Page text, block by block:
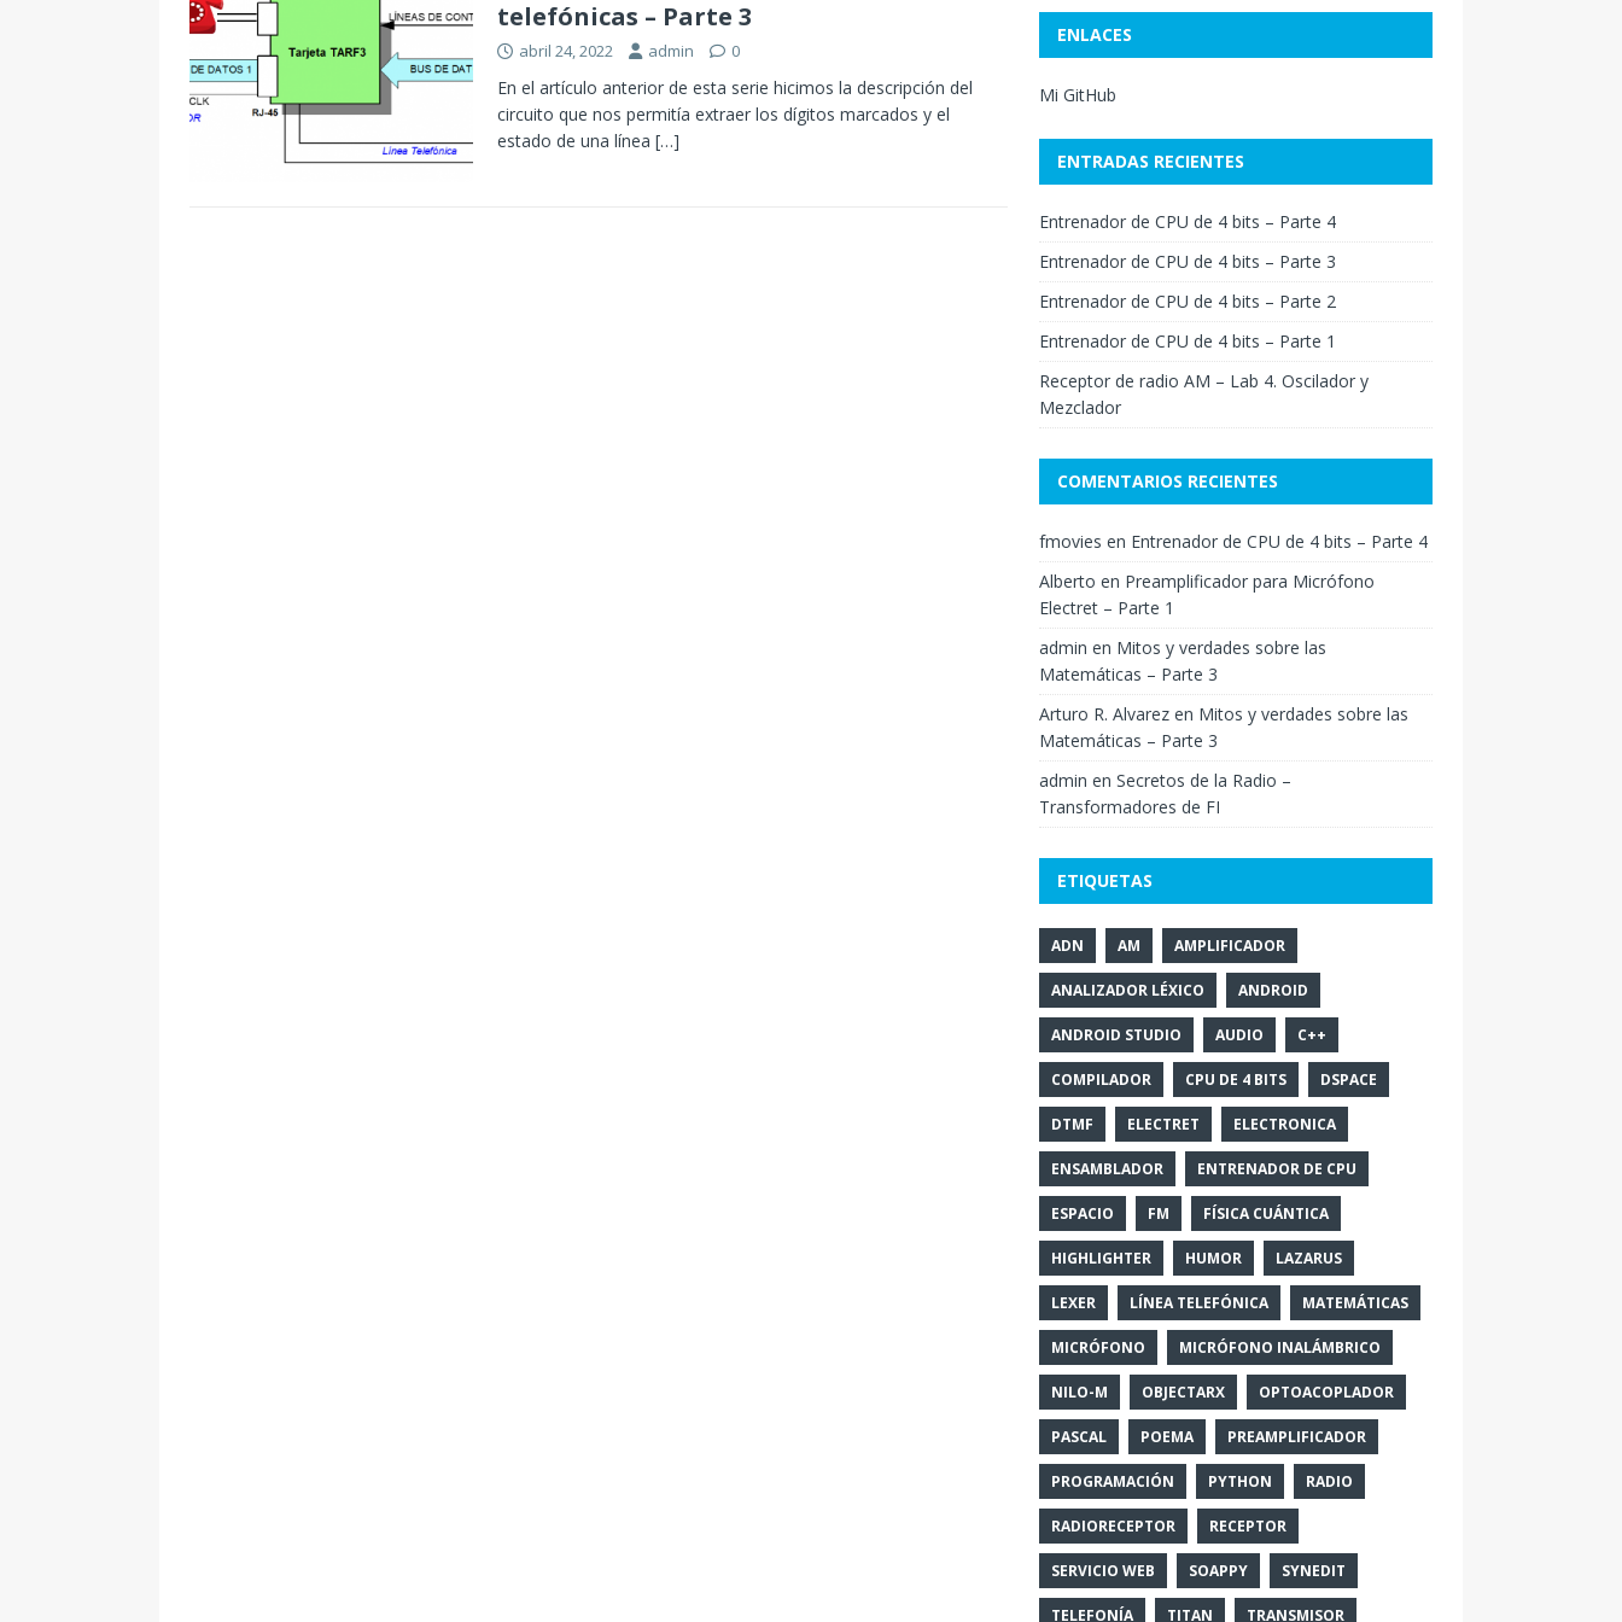
telefónicas – Parte 3
abril 24, 2022 admin 0
En el artículo anterior de esta serie hicimos la descripción del
circuito que nos permitía extraer los dígitos marcados y el
estado de una línea […]
ENLACES
Mi GitHub
ENTRADAS RECIENTES
Entrenador de CPU de 4 bits – Parte 4
Entrenador de CPU de 4 bits – Parte 3
Entrenador de CPU de 4 bits – Parte 2
Entrenador de CPU de 4 bits – Parte 1
Receptor de radio AM – Lab 4. Oscilador y
Mezclador
COMENTARIOS RECIENTES
fmovies en Entrenador de CPU de 4 bits – Parte 4
Alberto en Preamplificador para Micrófono
Electret – Parte 1
admin en Mitos y verdades sobre las
Matemáticas – Parte 3
Arturo R. Alvarezen Mitos y verdades sobre las
Matemáticas – Parte 3
admin en Secretos de la Radio –
Transformadores de FI
ETIQUETAS
ADN AM AMPLIFICADOR
ANALIZADOR LÉXICO ANDROID
ANDROID STUDIO AUDIO C++
COMPILADOR CPU DE 4 BITS DSPACE
DTMF ELECTRET ELECTRONICA
ENSAMBLADOR ENTRENADOR DE CPU
ESPACIO FM FÍSICA CUÁNTICA
HIGHLIGHTER HUMOR LAZARUS
LEXER LÍNEA TELEFÓNICA MATEMÁTICAS
MICRÓFONO MICRÓFONO INALÁMBRICO
NILO-M OBJECTARX OPTOACOPLADOR
PASCAL POEMA PREAMPLIFICADOR
PROGRAMACIÓN PYTHON RADIO
RADIORECEPTOR RECEPTOR
SERVICIO WEB SOAPPY SYNEDIT
TELEFONÍA TITAN TRANSMISOR